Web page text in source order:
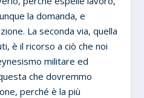
la domanda, e
La seconda via, quella
è il ricorso a ciò che noi
militare ed
che dovremmo
perché è la più